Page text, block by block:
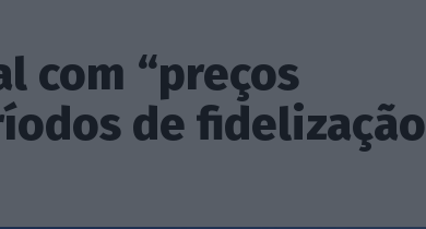
com “preços
de fidelização